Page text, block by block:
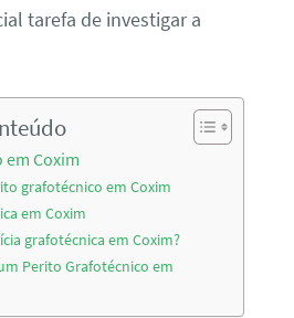
tarefa de investigar a
Coxim
grafotécnico em Coxim
em Coxim
grafotécnica em Coxim?
Perito Grafotécnico em